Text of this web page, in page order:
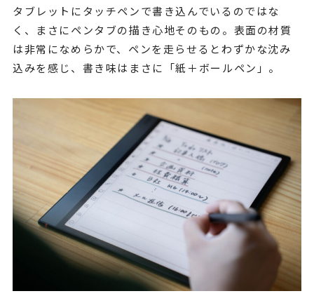
タブレットにタッチペンで書き込んでいるのではな
く、まさにペンタブの描き心地そのもの。表面の材質
は非常になめらかで、ペンを走らせるとわずかな沈み
込みを感じ、書き味はまさに「紙＋ボールペン」。